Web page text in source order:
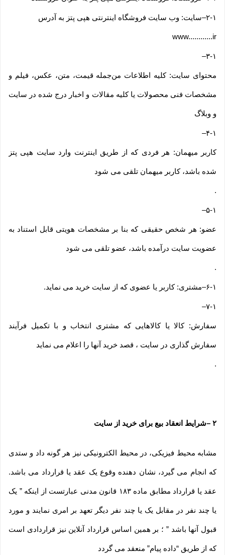
۲-۱–سایت: وب سایت فروشگاه اینترنتی هپی پتز به آدرس
www............ir
۳-۱–
محتوای سایت: کلیه اطلاعات من‌جمله قیمت، متن، عکس، فیلم و
مشخصات فنی محصولات یا کلیه مقالات و اخبار درج شده در سایت
و وبلاگ
۴-۱–
کاربر میهمان: هر فردی که از طریق اینترنت وارد سایت هپی پتز
شده باشد، کاربر میهمان تلقی می شود
.
۵-۱–
عضو: هر شخص حقیقی که بنا بر مشخصات هویتی قابل استناد به
عضویت سایت درآمده باشد، عضو تلقی می شود
.
۶-۱–مشتری: کاربر یا عضوی که از سایت خرید می نماید.
۷-۱–
سفارش: کالا یا کالاهایی که مشتری انتخاب و با تکمیل فرآیند
سفارش گذاری در سایت ، قصد خرید آنها را اعلام می نماید
.
۲ –شرایط انعقاد بیع برای خرید از سایت
مشابه محیط فیزیکی، در محیط الکترونیکی نیز هر گونه داد و ستدی
که انجام می گیرد، نشان دهنده وقوع یک عقد یا قرارداد می باشد.
عقد یا قرارداد مطابق ماده ۱۸۳ قانون مدنی عبارتست از اینکه ” یک
یا چند نفر در مقابل یک یا چند نفر دیگر تعهد بر امری نمایند و مورد
قبول آنها باشد ” ؛ بر همین اساس قرارداد آنلاین نیز قراردادی است
که از طریق “داده پیام” منعقد می گردد